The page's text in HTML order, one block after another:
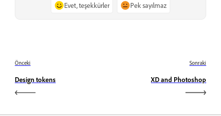
Evet, teşekkürler Pek sayılmaz
Önceki
Design tokens
Sonraki
XD and Photoshop